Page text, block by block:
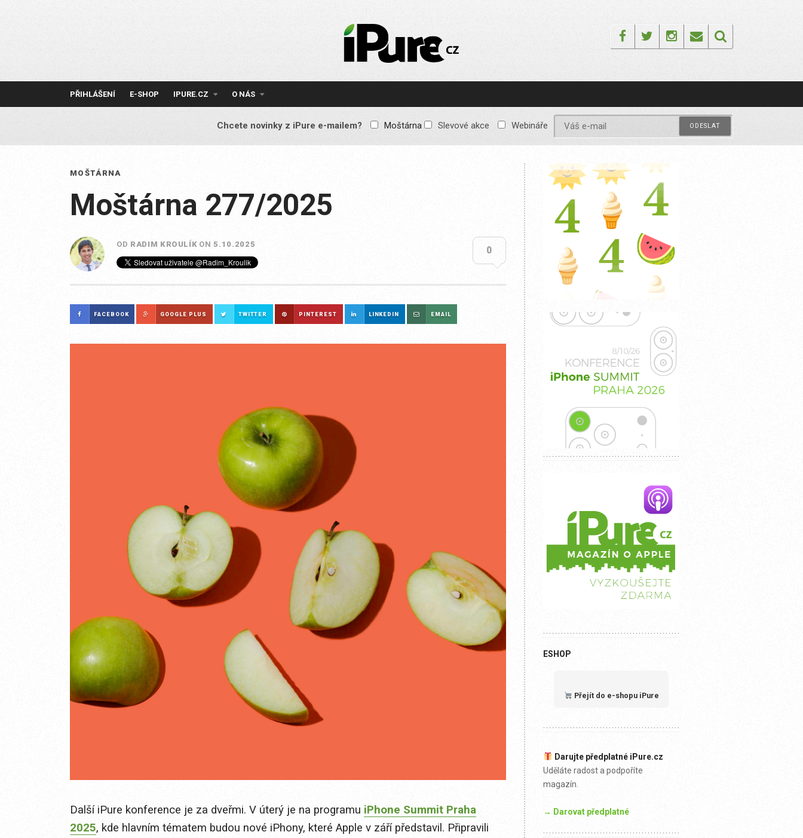
IPURE.CZ
Prémiový Apple e-
reklamy, žádné
obsah pro všechny
FacebookTwitterInstagram
Email
PŘIHLÁŠENÍ E-SHOP IPURE.CZ O NÁS
Chcete novinky z iPure e-mailem? Moštárna Slevové akce Webináře
MOŠTÁRNA
Moštárna 277/2025
OD RADIM KROULÍK ON5.10.2025
0
FACEBOOK GOOGLE PLUS TWITTER PINTEREST LINKEDIN EMAIL
Další iPure konference je za dveřmi. V úterý je na programu iPhone Summit Praha
2025, kde hlavním tématem budou nové iPhony, které Apple v září představil. Připravili
ESHOP
Přejít do e-shopu iPure
Darujte předplatné iPure.cz
Uděláte radost a podpoříte
magazín.
→ Darovat předplatné